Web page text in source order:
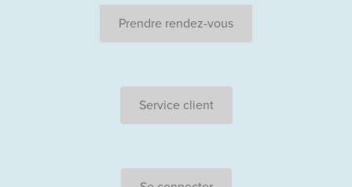
Prendre rendez-vous
Service client